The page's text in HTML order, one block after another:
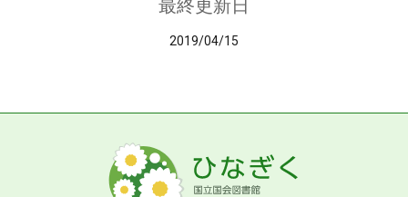
最終更新日
2019/04/15